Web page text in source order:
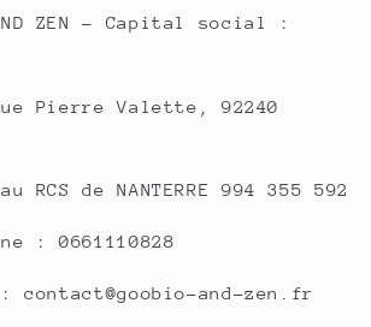
AND ZEN - Capital social :
Pierre Valette, 92240
RCS de NANTERRE 994 355 592
: 0661110828
contact@goobio-and-zen.fr